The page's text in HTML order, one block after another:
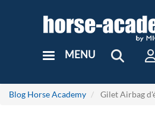
User
Custom
MENU
Blog Horse Academy Gilet Airbag